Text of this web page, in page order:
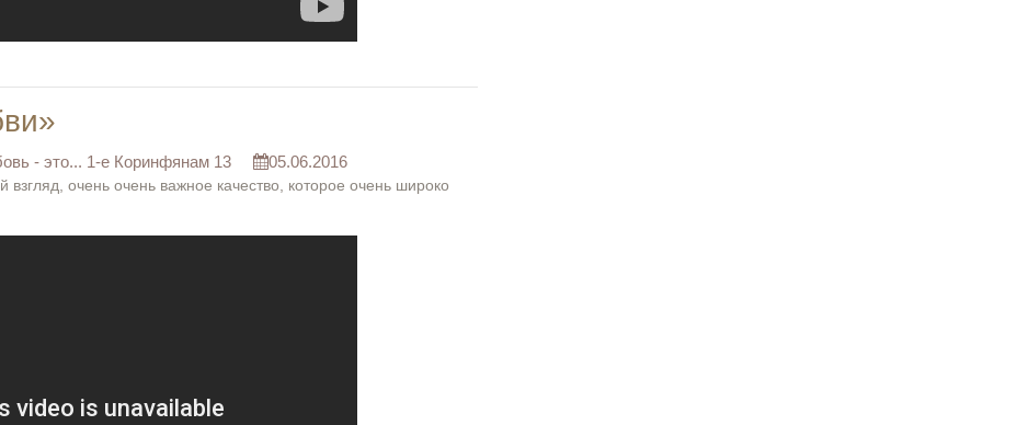
- это... 1-е Коринфянам 13 05.06.2016
очень очень важное качество, которое очень широко